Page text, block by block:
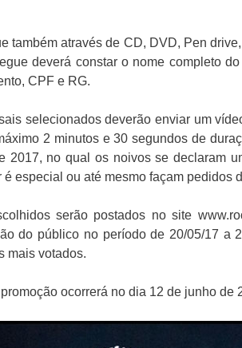
também através de CD, DVD, Pen
deverá constar o nome completo
CPF e RG.
selecionados deverão enviar um
2 minutos e 30 segundos de
2017, no qual os noivos se declaram
especial ou até mesmo façam pedidos
serão postados no site
do público no período de 20/05/17 a
mais votados.
ocorrerá no dia 12 de junho de